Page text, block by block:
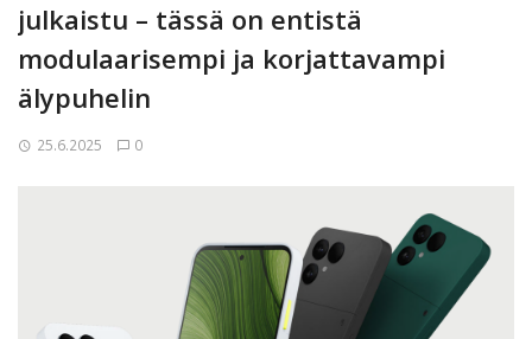
julkaistu – tässä on entistä
modulaarisempi ja korjattavampi
älypuhelin
25.6.2025 0